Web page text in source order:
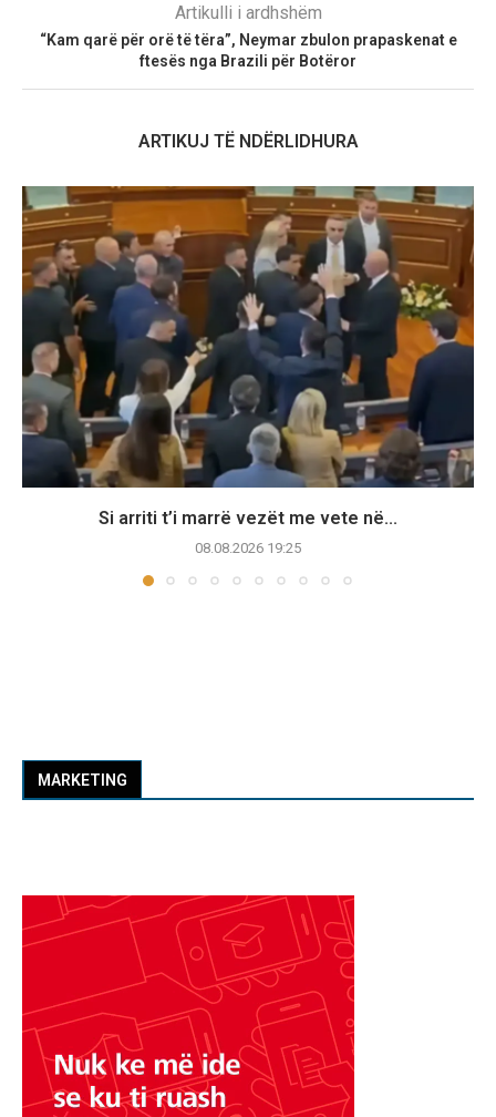
Artikulli i ardhshëm
“Kam qarë për orë të tëra”, Neymar zbulon prapaskenat e
ftesës nga Brazili për Botëror
ARTIKUJ TË NDËRLIDHURA
Si arriti t’i marrë vezët me vete në...
08.08.2026 19:25
MARKETING